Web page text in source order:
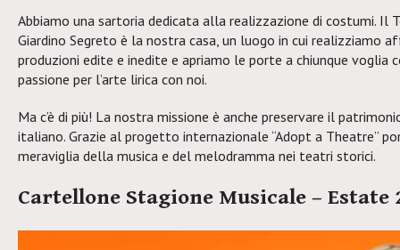
Abbiamo una sartoria dedicata alla realizzazione di costumi. Il
Giardino Segreto è la nostra casa, un luogo in cui realizziamo
produzioni edite e inedite e apriamo le porte a chiunque voglia
passione per l’arte lirica con noi.
Ma c’è di più! La nostra missione è anche preservare il
italiano. Grazie al progetto internazionale “Adopt a Theatre”
meraviglia della musica e del melodramma nei teatri storici.
Cartellone Stagione Musicale – Estate